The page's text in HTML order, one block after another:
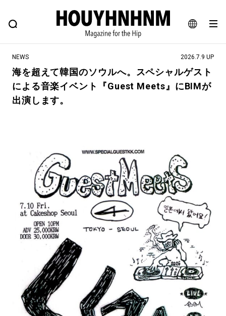
JA
EN
FEATURE BLOG SNAP
ヒップなファッション、カルチャー、ライフスタイルWEBマガジン
#注目のタグ
#路地裏てぃーん。 #MONTHLY JOURNAL
#GH 銘品の所以 #フイナムのYouTube
#Commune H #FOCUS IT #AH.H
#ととけん #FASHION #MUSIC #MOVIE
#LIFESTYLE #SNEAKER #OUTDOOR
#SPORTS #HANDSOME HANDBOOK
NEWS 2026.7.9 UP
海を超えて韓国のソウルへ。スペシャルゲスト
による音楽イベント『Guest Meets』にBIMが
出演します。